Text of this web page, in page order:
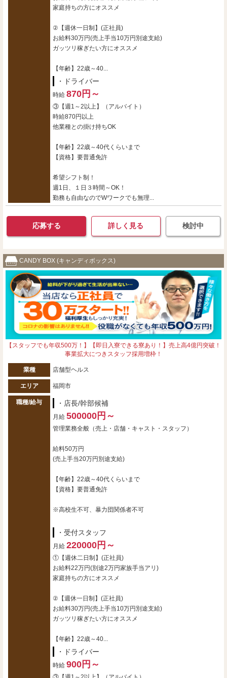
家庭持ちの方にオススメ
②【週休一日制】(正社員)
お給料30万円(売上手当10万円別途支給)
ガッツリ稼ぎたい方にオススメ
【年齢】22歳～40...
・ドライバー
時給 870円～
③【週1～2以上】（アルバイト）
時給870円以上
他業種との掛け持ちOK
【年齢】22歳～40代くらいまで
【資格】要普通免許
希望シフト制！
週1日、１日３時間～OK！
勤務も自由なのでWワークでも無理...
応募する 詳しく見る 検討中
CANDY BOX (キャンディボックス)
【スタッフでも年収500万！】【即日入寮できる寮あり！】売上高4億円突破！
事業拡大につきスタッフ採用増枠！
業種 店舗型ヘルス
エリア 福岡市
職種/給与 ・店長/幹部候補
月給 500000円～
管理業務全般（売上・店舗・キャスト・スタッフ）
給料50万円
(売上手当20万円別途支給)
【年齢】22歳～40代くらいまで
【資格】要普通免許
※高校生不可、暴力団関係者不可
・受付スタッフ
月給 220000円～
①【週休二日制】(正社員)
お給料22万円(別途2万円家族手当アリ)
家庭持ちの方にオススメ
②【週休一日制】(正社員)
お給料30万円(売上手当10万円別途支給)
ガッツリ稼ぎたい方にオススメ
【年齢】22歳～40...
・ドライバー
時給 900円～